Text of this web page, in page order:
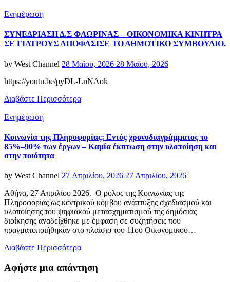
Categories
Ενημέρωση
ΣΥΝΕΔΡΙΑΣΗ Δ.Σ ΦΛΩΡΙΝΑΣ – ΟΙΚΟΝΟΜΙΚΑ ΚΙΝΗΤΡΑ
ΣΕ ΓΙΑΤΡΟΥΣ ΑΠΟΦΑΣΙΣΕ ΤΟ ΔΗΜΟΤΙΚΟ ΣΥΜΒΟΥΛΙΟ.
by West Channel Posted
28 Μαΐου, 2026 28 Μαΐου, 2026
https://youtu.be/pyDL-LnNAok
Διαβάστε Περισσότερα
Categories
Ενημέρωση
Κοινωνία της Πληροφορίας: Εντός χρονοδιαγράμματος το
85%–90% των έργων – Καμία έκπτωση στην υλοποίηση και
στην ποιότητα
by West Channel Posted
27 Απριλίου, 2026 27 Απριλίου, 2026
Αθήνα, 27 Απριλίου 2026. Ο ρόλος της Κοινωνίας της
Πληροφορίας ως κεντρικού κόμβου ανάπτυξης σχεδιασμού και
υλοποίησης του ψηφιακού μετασχηματισμού της δημόσιας
διοίκησης αναδείχθηκε με έμφαση σε συζητήσεις που
πραγματοποιήθηκαν στο πλαίσιο του 11ου Οικονομικού…
Διαβάστε Περισσότερα
Αφήστε μια απάντηση